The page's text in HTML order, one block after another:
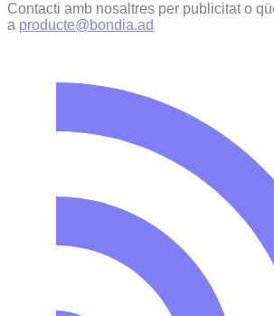
Contacti amb nosaltres per publicitat o
a producte@bondia.ad